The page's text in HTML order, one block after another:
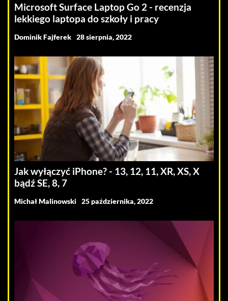
Microsoft Surface Laptop Go 2 - recenzja
lekkiego laptopa do szkoły i pracy
Dominik Fajferek 28 sierpnia, 2022
Jak wyłączyć iPhone? - 13, 12, 11, XR, XS, X
bądź SE, 8, 7
Michał Malinowski 25 października, 2022